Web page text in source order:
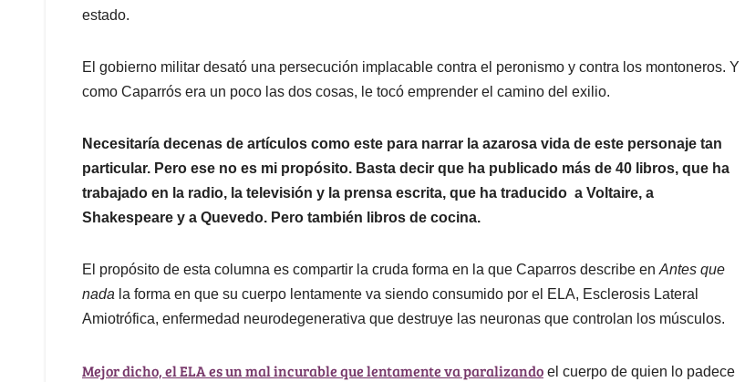
estado.
El gobierno militar desató una persecución implacable contra el peronismo y contra los montoneros. Y
como Caparrós era un poco las dos cosas, le tocó emprender el camino del exilio.
Necesitaría decenas de artículos como este para narrar la azarosa vida de este personaje tan
particular. Pero ese no es mi propósito. Basta decir que ha publicado más de 40 libros, que ha
trabajado en la radio, la televisión y la prensa escrita, que ha traducido a Voltaire, a
Shakespeare y a Quevedo. Pero también libros de cocina.
El propósito de esta columna es compartir la cruda forma en la que Caparros describe en Antes que
nada la forma en que su cuerpo lentamente va siendo consumido por el ELA, Esclerosis Lateral
Amiotrófica, enfermedad neurodegenerativa que destruye las neuronas que controlan los músculos.
Mejor dicho, el ELA es un mal incurable que lentamente va paralizando el cuerpo de quien lo padece